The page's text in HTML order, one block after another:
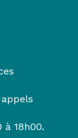
à 18h00.